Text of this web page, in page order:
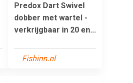
Predox Dart Swivel
dobber met wartel -
verkrijgbaar in 20 en...
Fishinn.nl